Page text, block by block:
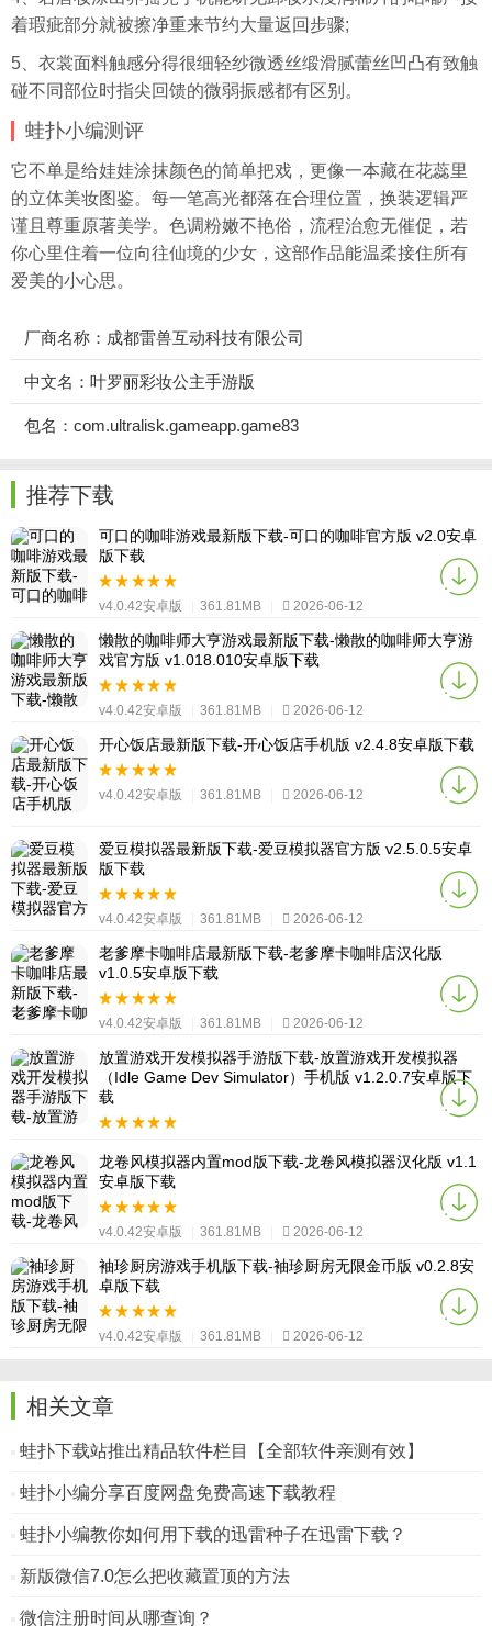
着瑕疵部分就被擦净重来节约大量返回步骤;
5、衣裳面料触感分得很细轻纱微透丝缎滑腻蕾丝凹凸有致触
碰不同部位时指尖回馈的微弱振感都有区别。
蛙扑小编测评
它不单是给娃娃涂抹颜色的简单把戏，更像一本藏在花蕊里
的立体美妆图鉴。每一笔高光都落在合理位置，换装逻辑严
谨且尊重原著美学。色调粉嫩不艳俗，流程治愈无催促，若
你心里住着一位向往仙境的少女，这部作品能温柔接住所有
爱美的小心思。
厂商名称：成都雷兽互动科技有限公司
中文名：叶罗丽彩妆公主手游版
包名：com.ultralisk.gameapp.game83
推荐下载
可口的咖啡游戏最新版下载-可口的咖啡官方版 v2.0安卓
版下载
v4.0.42安卓版 361.81MB 2026-06-12
懒散的咖啡师大亨游戏最新版下载-懒散的咖啡师大亨游
戏官方版 v1.018.010安卓版下载
v4.0.42安卓版 361.81MB 2026-06-12
开心饭店最新版下载-开心饭店手机版 v2.4.8安卓版下载
v4.0.42安卓版 361.81MB 2026-06-12
爱豆模拟器最新版下载-爱豆模拟器官方版 v2.5.0.5安卓
版下载
v4.0.42安卓版 361.81MB 2026-06-12
老爹摩卡咖啡店最新版下载-老爹摩卡咖啡店汉化版
v1.0.5安卓版下载
v4.0.42安卓版 361.81MB 2026-06-12
放置游戏开发模拟器手游版下载-放置游戏开发模拟器
（Idle Game Dev Simulator）手机版 v1.2.0.7安卓版下
载
龙卷风模拟器内置mod版下载-龙卷风模拟器汉化版 v1.1
安卓版下载
v4.0.42安卓版 361.81MB 2026-06-12
袖珍厨房游戏手机版下载-袖珍厨房无限金币版 v0.2.8安
卓版下载
v4.0.42安卓版 361.81MB 2026-06-12
相关文章
蛙扑下载站推出精品软件栏目【全部软件亲测有效】
蛙扑小编分享百度网盘免费高速下载教程
蛙扑小编教你如何用下载的迅雷种子在迅雷下载？
新版微信7.0怎么把收藏置顶的方法
微信注册时间从哪查询？